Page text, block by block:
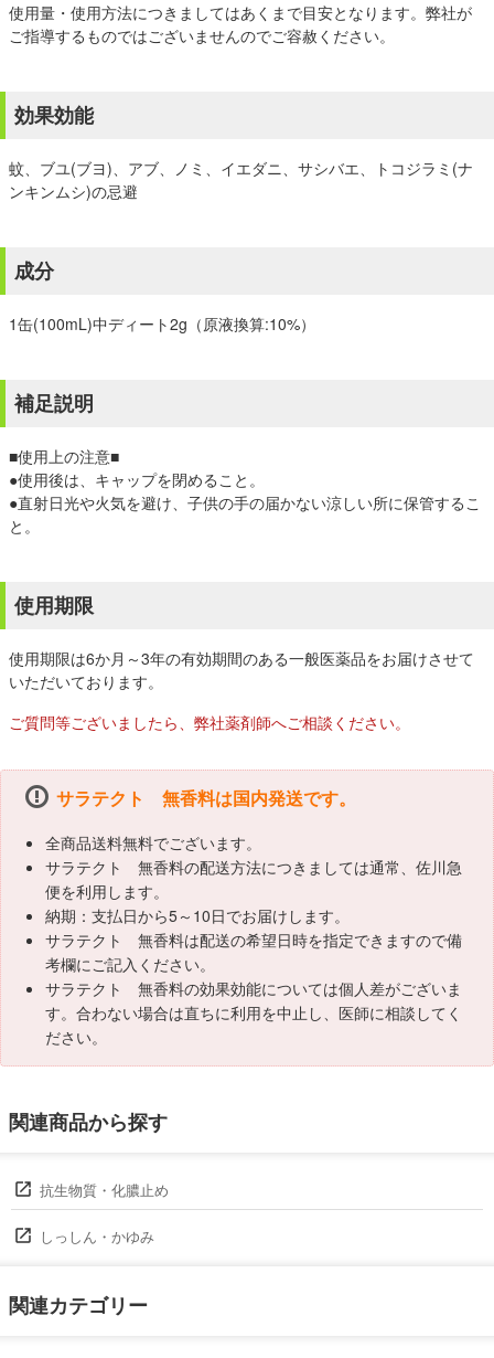
使用量・使用方法につきましてはあくまで目安となります。弊社が
ご指導するものではございませんのでご容赦ください。
効果効能
蚊、ブユ(ブヨ)、アブ、ノミ、イエダニ、サシバエ、トコジラミ(ナ
ンキンムシ)の忌避
成分
1缶(100mL)中ディート2g（原液換算:10%）
補足説明
■使用上の注意■
●使用後は、キャップを閉めること。
●直射日光や火気を避け、子供の手の届かない涼しい所に保管するこ
と。
使用期限
使用期限は6か月～3年の有効期間のある一般医薬品をお届けさせて
いただいております。
ご質問等ございましたら、弊社薬剤師へご相談ください。
サラテクト 無香料は国内発送です。
全商品送料無料でございます。
サラテクト 無香料の配送方法につきましては通常、佐川急
便を利用します。
納期：支払日から5～10日でお届けします。
サラテクト 無香料は配送の希望日時を指定できますので備
考欄にご記入ください。
サラテクト 無香料の効果効能については個人差がございま
す。合わない場合は直ちに利用を中止し、医師に相談してく
ださい。
関連商品から探す
抗生物質・化膿止め
しっしん・かゆみ
関連カテゴリー